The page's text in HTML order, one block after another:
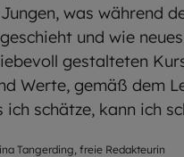
was während
und wie
gestalteten
Werte, gemäß dem
ich schätze, kann ich
Tangerding, freie Redakteurin